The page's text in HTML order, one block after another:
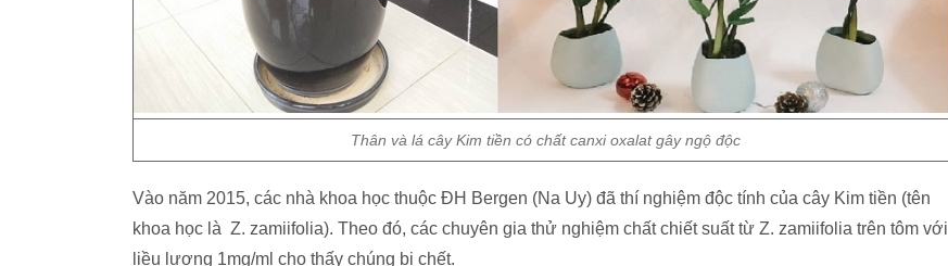
Thân và lá cây Kim tiền có chất canxi oxalat gây ngộ độc
Vào năm 2015, các nhà khoa học thuộc ĐH Bergen (Na Uy) đã thí nghiệm độc tính của cây Kim tiền (tên
khoa học là Z. zamiifolia). Theo đó, các chuyên gia thử nghiệm chất chiết suất từ Z. zamiifolia trên tôm với
liều lượng 1mg/ml cho thấy chúng bị chết.